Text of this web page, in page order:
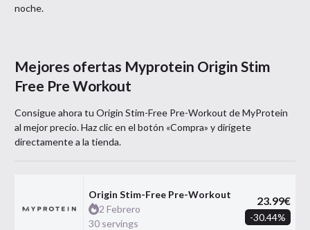
noche.
Mejores ofertas Myprotein Origin Stim
Free Pre Workout
Consigue ahora tu Origin Stim-Free Pre-Workout deMyProtein
al mejor precio. Haz clic en el botón «Compra» y dirígete
directamente a la tienda.
Origin Stim-Free Pre-Workout
2 Febrero
30 servings
23.99€
-30.44%